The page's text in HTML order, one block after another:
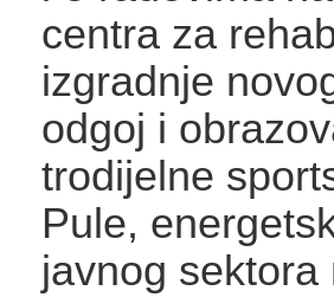
centra za
izgradnje
odgoj i
trodijelne
Pule,
javnog